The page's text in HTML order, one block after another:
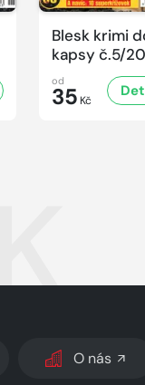
Blesk krimi
kapsy č.5/
od
35 Kč
O nás